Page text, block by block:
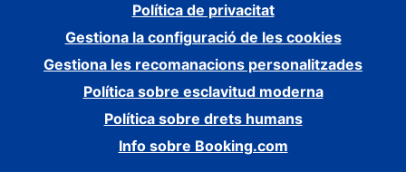
Política de privacitat
Gestiona la configuració de les cookies
Gestiona les recomanacions personalitzades
Política sobre esclavitud moderna
Política sobre drets humans
Info sobre Booking.com